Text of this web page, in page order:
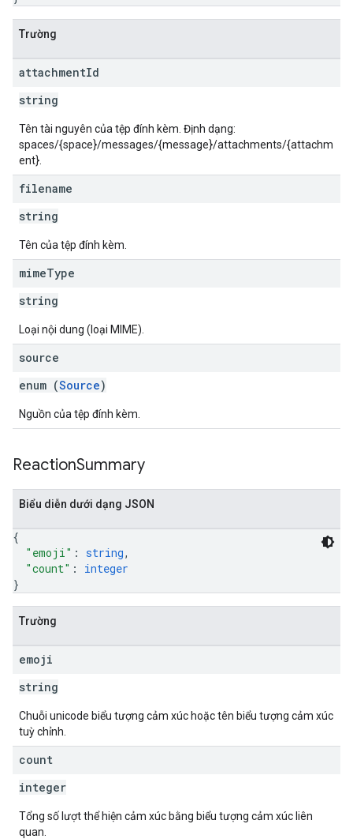
Trường
attachmentId
string
Tên tài nguyên của tệp đính kèm. Định dạng:
spaces/{space}/messages/{message}/attachments/{attachm
ent}.
filename
string
Tên của tệp đính kèm.
mimeType
string
Loại nội dung (loại MIME).
source
enum (Source)
Nguồn của tệp đính kèm.
ReactionSummary
Biểu diễn dưới dạng JSON
{
"emoji" : string,
"count" : integer
}
Trường
emoji
string
Chuỗi unicode biểu tượng cảm xúc hoặc tên biểu tượng cảm xúc
tuỳ chỉnh.
count
integer
Tổng số lượt thể hiện cảm xúc bằng biểu tượng cảm xúc liên
quan.